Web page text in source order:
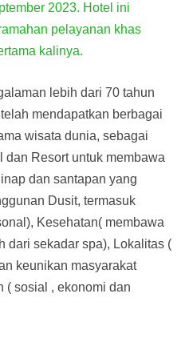
2023. Hotel ini
pelayanan khas
kalinya.
lebih dari 70 tahun
mendapatkan berbagai
wisata dunia, sebagai
dan Resort untuk membawa
dan santapan yang
Dusit, termasuk
Kesehatan( membawa
dari sekadar spa), Lokalitas (
keunikan masyarakat
( sosial , ekonomi dan